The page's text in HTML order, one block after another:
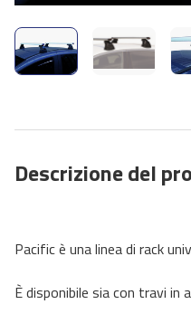
Descrizione del
Pacific è una linea di rack
È disponibile sia con travi in